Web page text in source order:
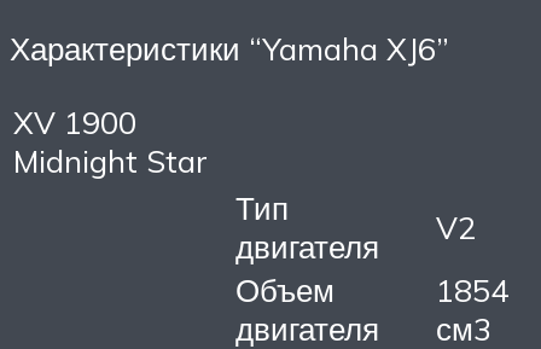
Характеристики “Yamaha XJ6”
XV 1900
Midnight Star
Тип
двигателя
V2
Объем
двигателя
1854
см3